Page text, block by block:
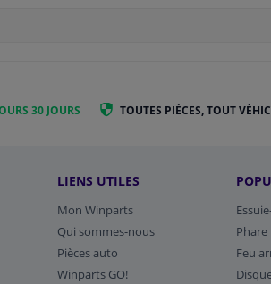
30 JOURS TOUTES PIÈCES, TOUT
LIENS UTILES
Mon Winparts
Qui sommes-nous
Pièces auto
Winparts GO!
Phare
Feu